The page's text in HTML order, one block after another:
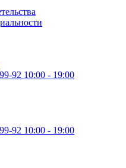
92 10:00 - 19:00
92 10:00 - 19:00